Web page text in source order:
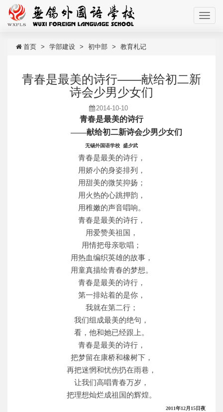
首页 学部建设 初中部 教育札记
青春是最美的诗行——献给初二新
诗会少男少女们
2014-10-10
青春是最美的诗行
——献给初二新诗会少男少女们
无锡外国语学校 盛夕武
青春是最美的诗行，
用娇小的身姿排列，
用甜美的微笑抑扬；
用火热的心跳押韵，
用稚嫩的声音唱响。
青春是最美的诗行，
用爱赞美祖国，
用情把母亲歌唱；
用热血编织英雄的故事，
用童真描绘青春的梦想。
青春是最美的诗行，
第一排站着的是你，
我就在第二行；
我们组成最美的绝句，
看，他和她已经跟上。
青春是最美的诗行，
把梦留在康桥和橡树下，
再把迷惘和忧伤扔在雨巷，
让我们高唱青春万岁，
把理想灿烂成祖国的辉煌。
2011年12月15日夜